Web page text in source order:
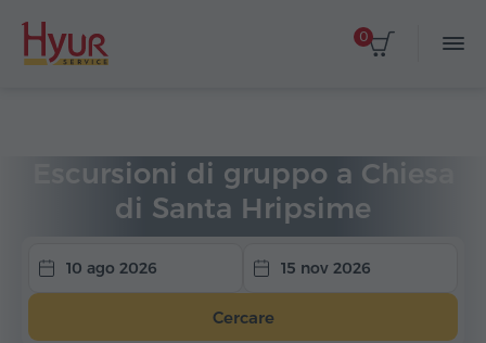
0
Escursioni di gruppo a Chiesa
di Santa Hripsime
10 ago 2026 15 nov 2026
Cercare